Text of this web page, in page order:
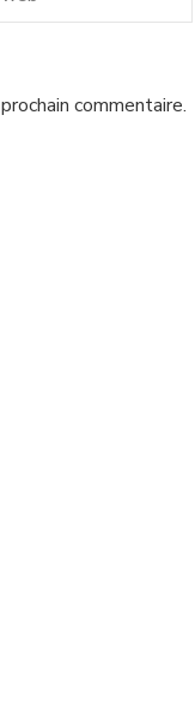
commentaire.